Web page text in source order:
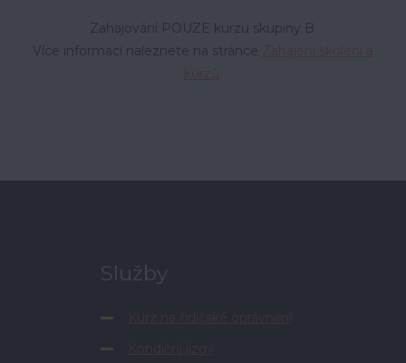
Zahajování POUZE kurzu skupiny B.
Více informací naleznete na stránce
Služby
Kurz na řidičské oprávnění
Kondiční jízdy